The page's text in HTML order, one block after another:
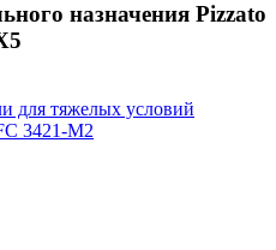
назначения Pizzato